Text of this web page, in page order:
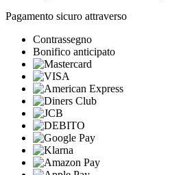
Pagamento sicuro attraverso
Contrassegno
Bonifico anticipato